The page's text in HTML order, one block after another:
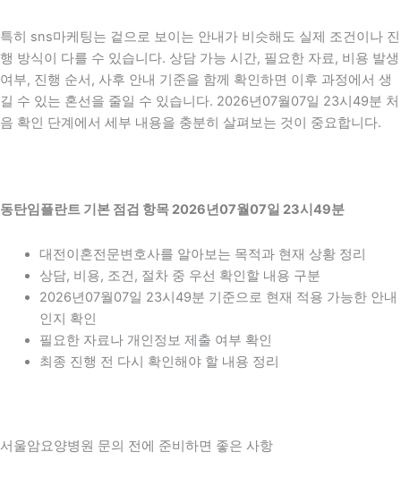
특히 sns마케팅는 겉으로 보이는 안내가 비슷해도 실제 조건이나 진
행 방식이 다를 수 있습니다. 상담 가능 시간, 필요한 자료, 비용 발생
여부, 진행 순서, 사후 안내 기준을 함께 확인하면 이후 과정에서 생
길 수 있는 혼선을 줄일 수 있습니다. 2026년07월07일 23시49분 처
음 확인 단계에서 세부 내용을 충분히 살펴보는 것이 중요합니다.
동탄임플란트 기본 점검 항목 2026년07월07일 23시49분
대전이혼전문변호사를 알아보는 목적과 현재 상황 정리
상담, 비용, 조건, 절차 중 우선 확인할 내용 구분
2026년07월07일 23시49분 기준으로 현재 적용 가능한 안내
인지 확인
필요한 자료나 개인정보 제출 여부 확인
최종 진행 전 다시 확인해야 할 내용 정리
서울암요양병원 문의 전에 준비하면 좋은 사항